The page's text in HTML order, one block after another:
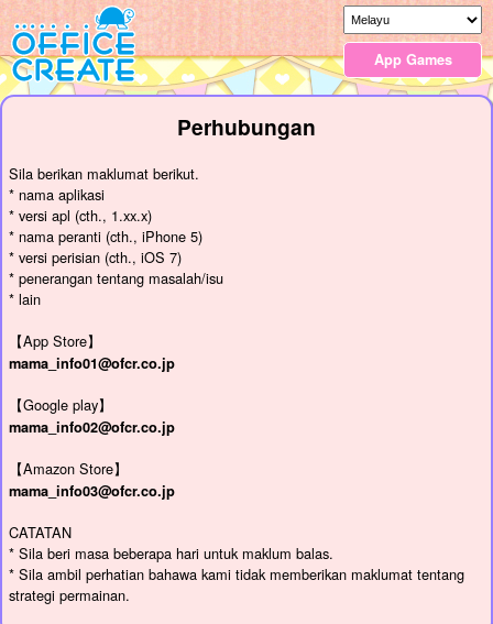
App Games
Perhubungan
Sila berikan maklumat berikut.
* nama aplikasi
* versi apl (cth., 1.xx.x)
* nama peranti (cth., iPhone 5)
* versi perisian (cth., iOS 7)
* penerangan tentang masalah/isu
* lain
【App Store】
mama_info01@ofcr.co.jp
【Google play】
mama_info02@ofcr.co.jp
【Amazon Store】
mama_info03@ofcr.co.jp
CATATAN
* Sila beri masa beberapa hari untuk maklum balas.
* Sila ambil perhatian bahawa kami tidak memberikan maklumat tentang
strategi permainan.